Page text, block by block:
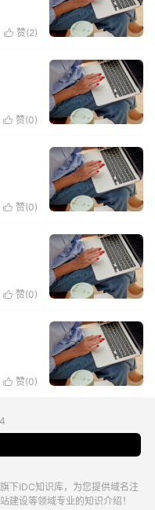
 赞(2)
 赞(0)
 赞(0)
 赞(0)
 赞(0)
旗下IDC知识库，为您提供域名注
建设等领域专业的知识介绍！